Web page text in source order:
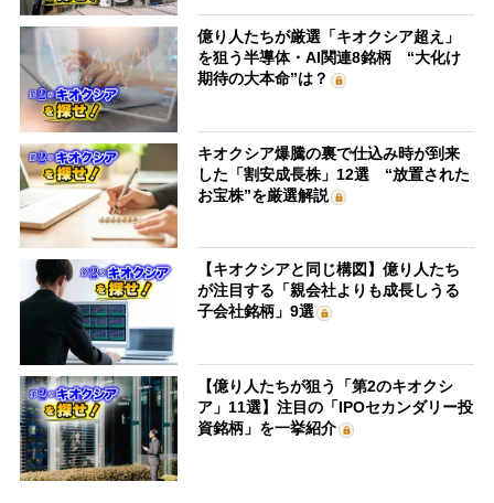
億り人たちが厳選「キオクシア超え」
を狙う半導体・AI関連8銘柄 “大化け
期待の大本命”は？
キオクシア爆騰の裏で仕込み時が到来
した「割安成長株」12選 “放置された
お宝株”を厳選解説
【キオクシアと同じ構図】億り人たち
が注目する「親会社よりも成長しうる
子会社銘柄」9選
【億り人たちが狙う「第2のキオクシ
ア」11選】注目の「IPOセカンダリー投
資銘柄」を一挙紹介